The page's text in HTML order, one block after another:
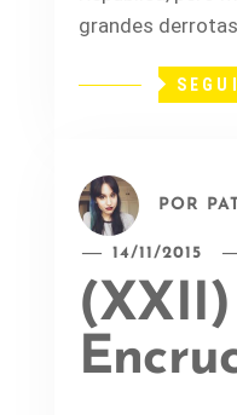
grandes
POR
14/11/2015
(XXII)